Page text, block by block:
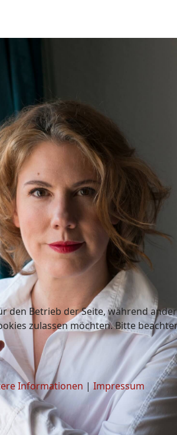
den Betrieb der Seite, während
zulassen möchten. Bitte
Informationen | Impressum